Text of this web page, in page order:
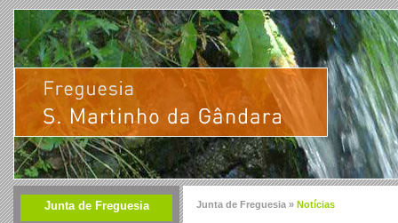
Junta de Freguesia Junta de Freguesia » Notícias